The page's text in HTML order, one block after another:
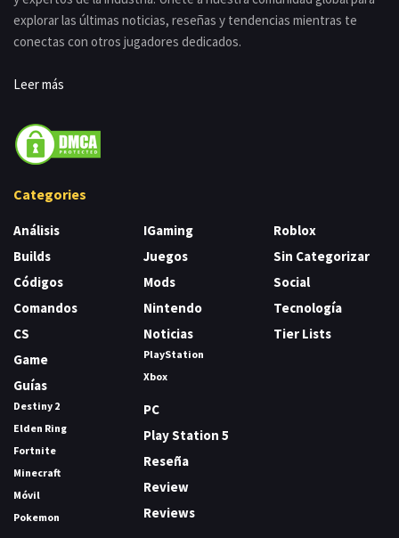
explorar las últimas noticias, reseñas y tendencias mientras te
conectas con otros jugadores dedicados.
Leer más
Categories
Análisis
Builds
Códigos
Comandos
CS
Game
Guías
Destiny 2
Elden Ring
Fortnite
Minecraft
Móvil
Pokemon
IGaming
Juegos
Mods
Nintendo
Noticias
PlayStation
Xbox
PC
Play Station 5
Reseña
Review
Reviews
Roblox
Sin Categorizar
Social
Tecnología
Tier Lists